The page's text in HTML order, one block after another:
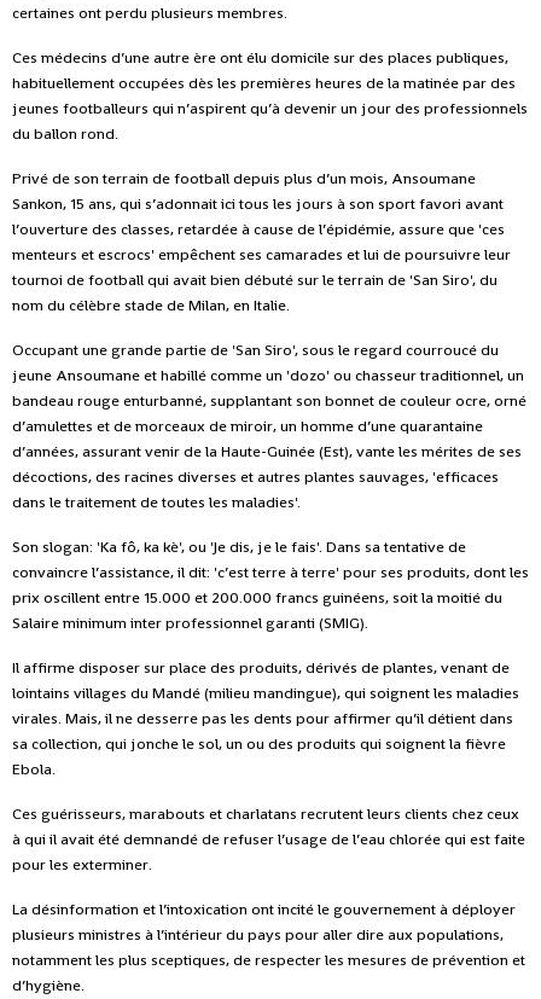
certaines ont perdu plusieurs membres.
Ces médecins d’une autre ère ont élu domicile sur des places publiques,
habituellement occupées dès les premières heures de la matinée par des
jeunes footballeurs qui n’aspirent qu’à devenir un jour des professionnels
du ballon rond.
Privé de son terrain de football depuis plus d’un mois, Ansoumane
Sankon, 15 ans, qui s’adonnait ici tous les jours à son sport favori avant
l’ouverture des classes, retardée à cause de l’épidémie, assure que 'ces
menteurs et escrocs' empêchent ses camarades et lui de poursuivre leur
tournoi de football qui avait bien débuté sur le terrain de 'San Siro', du
nom du célèbre stade de Milan, en Italie.
Occupant une grande partie de 'San Siro', sous le regard courroucé du
jeune Ansoumane et habillé comme un 'dozo' ou chasseur traditionnel, un
bandeau rouge enturbanné, supplantant son bonnet de couleur ocre, orné
d’amulettes et de morceaux de miroir, un homme d’une quarantaine
d’années, assurant venir de la Haute-Guinée (Est), vante les mérites de ses
décoctions, des racines diverses et autres plantes sauvages, 'efficaces
dans le traitement de toutes les maladies'.
Son slogan: 'Ka fô, ka kè', ou 'Je dis, je le fais'. Dans sa tentative de
convaincre l’assistance, il dit: 'c’est terre à terre' pour ses produits, dont les
prix oscillent entre 15.000 et 200.000 francs guinéens, soit la moitié du
Salaire minimum inter professionnel garanti (SMIG).
Il affirme disposer sur place des produits, dérivés de plantes, venant de
lointains villages du Mandé (milieu mandingue), qui soignent les maladies
virales. Mais, il ne desserre pas les dents pour affirmer qu’il détient dans
sa collection, qui jonche le sol, un ou des produits qui soignent la fièvre
Ebola.
Ces guérisseurs, marabouts et charlatans recrutent leurs clients chez ceux
à qui il avait été demnandé de refuser l’usage de l’eau chlorée qui est faite
pour les exterminer.
La désinformation et l’intoxication ont incité le gouvernement à déployer
plusieurs ministres à l’intérieur du pays pour aller dire aux populations,
notamment les plus sceptiques, de respecter les mesures de prévention et
d’hygiène.